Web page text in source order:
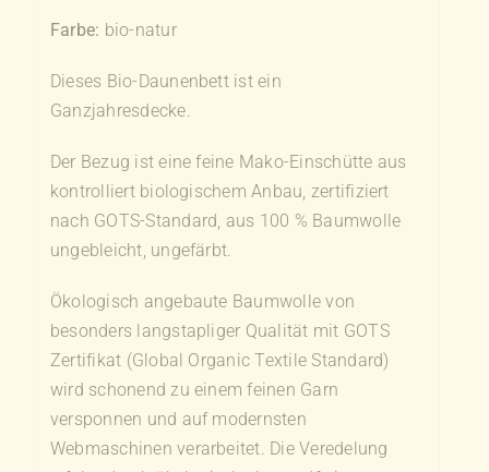
Farbe: bio-natur
Dieses Bio-Daunenbett ist ein
Ganzjahresdecke.
Der Bezug ist eine feine Mako-Einschütte aus
kontrolliert biologischem Anbau, zertifiziert
nach GOTS-Standard, aus 100 % Baumwolle
ungebleicht, ungefärbt.
Ökologisch angebaute Baumwolle von
besonders langstapliger Qualität mit GOTS
Zertifikat (Global Organic Textile Standard)
wird schonend zu einem feinen Garn
versponnen und auf modernsten
Webmaschinen verarbeitet. Die Veredelung